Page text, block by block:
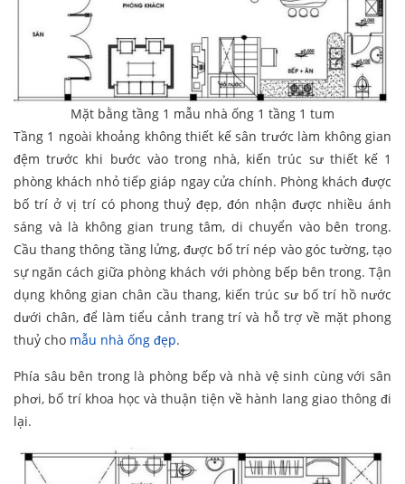
Mặt bằng tầng 1 mẫu nhà ống 1 tầng 1 tum
Tầng 1 ngoài khoảng không thiết kế sân trước làm không gian
đệm trước khi bước vào trong nhà, kiến trúc sư thiết kế 1
phòng khách nhỏ tiếp giáp ngay cửa chính. Phòng khách được
bố trí ở vị trí có phong thuỷ đẹp, đón nhận được nhiều ánh
sáng và là không gian trung tâm, di chuyển vào bên trong.
Cầu thang thông tầng lửng, được bố trí nép vào góc tường, tạo
sự ngăn cách giữa phòng khách với phòng bếp bên trong. Tận
dụng không gian chân cầu thang, kiến trúc sư bố trí hồ nước
dưới chân, để làm tiểu cảnh trang trí và hỗ trợ về mặt phong
thuỷ cho mẫu nhà ống đẹp.
Phía sâu bên trong là phòng bếp và nhà vệ sinh cùng với sân
phơi, bố trí khoa học và thuận tiện về hành lang giao thông đi
lại.